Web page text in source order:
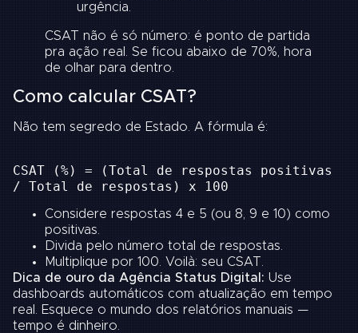
urgência.
CSAT não é só número: é ponto de partida
pra ação real. Se ficou abaixo de 70%, hora
de olhar para dentro.
Como calcular CSAT?
Não tem segredo de Estado. A fórmula é:
CSAT (%) = (Total de respostas positivas
/ Total de respostas) x 100
Considere respostas 4 e 5 (ou 8, 9 e 10) como
positivas.
Divida pelo número total de respostas.
Multiplique por 100. Voilà: seu CSAT.
Dica de ouro da Agência Status Digital: Use
dashboards automáticos com atualização em tempo
real. Esquece o mundo dos relatórios manuais —
tempo é dinheiro.